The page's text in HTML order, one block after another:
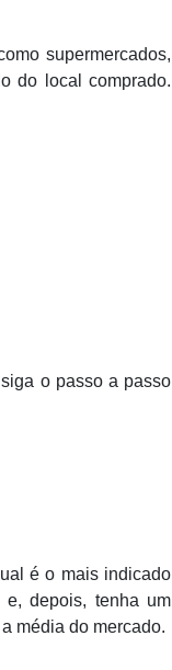
supermercados,
do local comprado.
o passo a passo
é o mais indicado
e, depois, tenha um
média do mercado.